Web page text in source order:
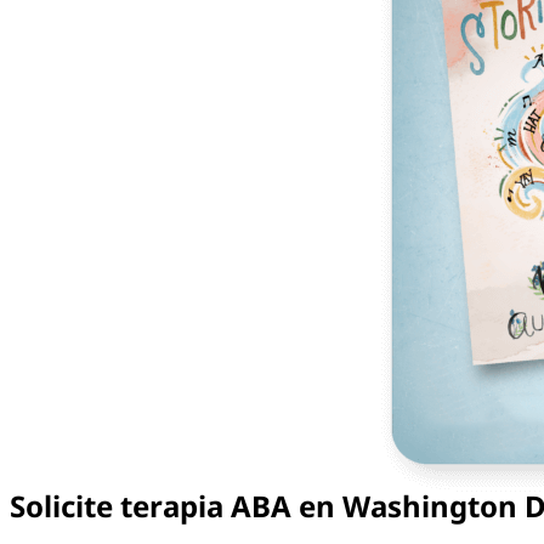
Solicite terapia ABA en Washington